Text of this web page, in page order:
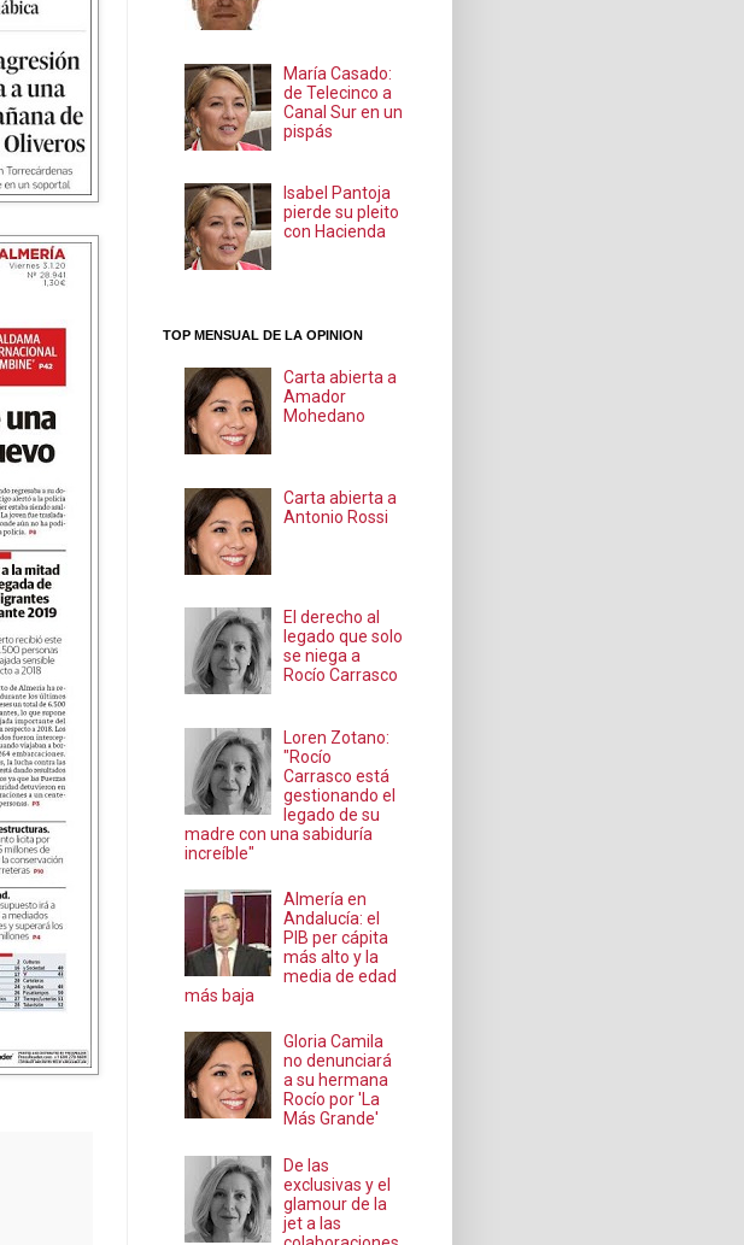
María Casado:
de Telecinco a
Canal Sur en un
pispás
Isabel Pantoja
pierde su pleito
con Hacienda
TOP MENSUAL DE LA OPINION
Carta abierta a
Amador
Mohedano
Carta abierta a
Antonio Rossi
El derecho al
legado que solo
se niega a
Rocío Carrasco
Loren Zotano:
"Rocío
Carrasco está
gestionando el
legado de su
madre con una sabiduría
increíble"
Almería en
Andalucía: el
PIB per cápita
más alto y la
media de edad
más baja
Gloria Camila
no denunciará
a su hermana
Rocío por 'La
Más Grande'
De las
exclusivas y el
glamour de la
jet a las